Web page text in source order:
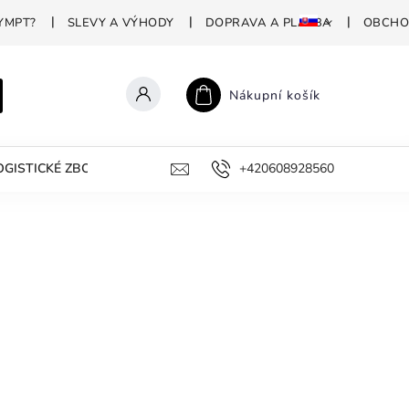
SLEVY A VÝHODY DOPRAVA A PLATBA
Nákupní košík
ZBOŽÍ PROFESIONÁLNÍ DEZINFEKCE
+420608928560